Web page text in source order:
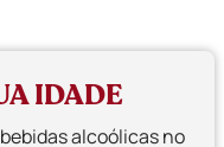
IDADE
alcoólicas no